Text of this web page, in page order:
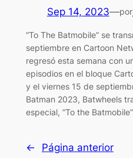
Sep 14, 2023—por
“To The Batmobile” se
septiembre en Cartoon
regresó esta semana con
episodios en el bloque
y el viernes 15 de
Batman 2023, Batwheels
especial, “To the
← Página anterior